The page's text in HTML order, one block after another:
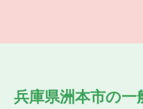
兵庫県洲本市の一